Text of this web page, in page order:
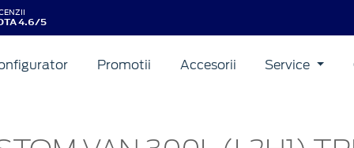
4.6/5
Promotii Accesorii Service